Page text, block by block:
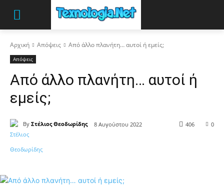
Αρχική Απόψεις Από άλλο πλανήτη… αυτοί ή εμείς;
Απόψεις
Από άλλο πλανήτη… αυτοί ή
εμείς;
By Στέλιος Θεοδωρίδης 8 Αυγούστου 2022 0
406